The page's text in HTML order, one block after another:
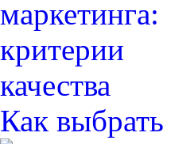
Как